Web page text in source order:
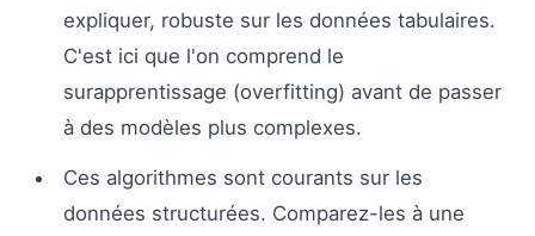
expliquer, robuste sur les données tabulaires.
C'est ici que l'on comprend le
surapprentissage (overfitting) avant de passer
à des modèles plus complexes.
Ces algorithmes sont courants sur les
données structurées. Comparez-les à une